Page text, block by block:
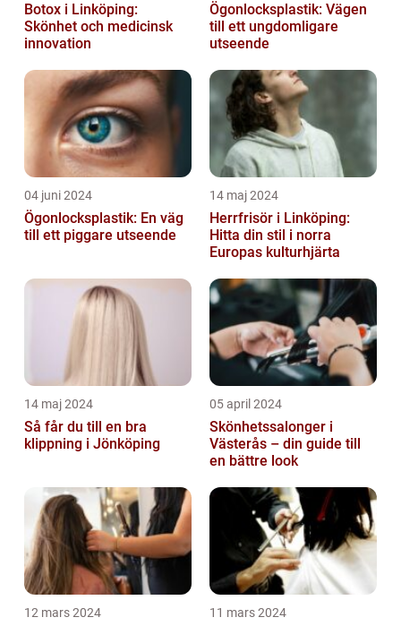
Botox i Linköping:
Skönhet och medicinsk
innovation
Ögonlocksplastik: Vägen
till ett ungdomligare
utseende
04 juni 2024
Ögonlocksplastik: En väg
till ett piggare utseende
14 maj 2024
Herrfrisör i Linköping:
Hitta din stil i norra
Europas kulturhjärta
14 maj 2024
Så får du till en bra
klippning i Jönköping
05 april 2024
Skönhetssalonger i
Västerås – din guide till
en bättre look
12 mars 2024 11 mars 2024